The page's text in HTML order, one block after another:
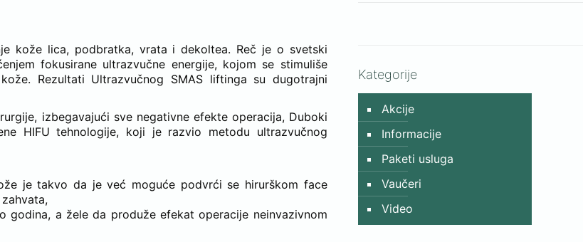
kože lica, podbratka, vrata i dekoltea. Reč je o svetski
fokusirane ultrazvučne energije, kojom se stimuliše
Rezultati Ultrazvučnog SMAS liftinga su dugotrajni
izbegavajući sve negativne efekte operacija, Duboki
HIFU tehnologije, koji je razvio metodu ultrazvučnog
je takvo da je već moguće podvrći se hirurškom face
a žele da produže efekat operacije neinvazivnom
Kategorije
Akcije
Informacije
Paketi usluga
Vaučeri
Video